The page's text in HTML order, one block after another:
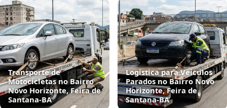
Transporte de
Motocicletas no Bairro
Novo Horizonte, Feira de
Santana‑BA
Logística para Veículos
Parados no Bairro Novo
Horizonte, Feira de
Santana‑BA